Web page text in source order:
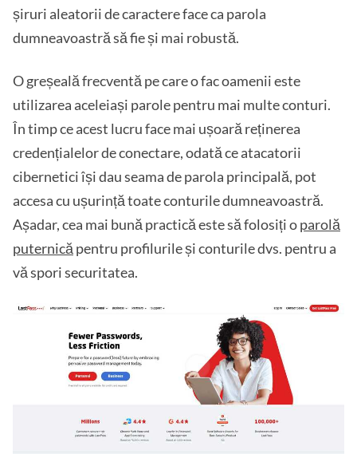
șiruri aleatorii de caractere face ca parola
dumneavoastră să fie și mai robustă.
O greșeală frecventă pe care o fac oamenii este
utilizarea aceleiași parole pentru mai multe conturi.
În timp ce acest lucru face mai ușoară reținerea
credențialelor de conectare, odată ce atacatorii
cibernetici își dau seama de parola principală, pot
accesa cu ușurință toate conturile dumneavoastră.
Așadar, cea mai bună practică este să folosiți oparolă
puternică pentru profilurile și conturile dvs. pentru a
vă spori securitatea.